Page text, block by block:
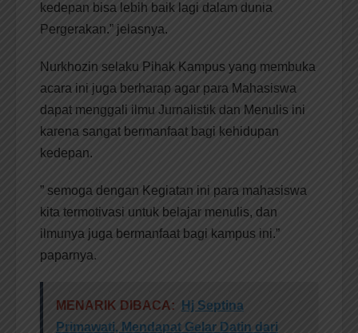
kedepan bisa lebih baik lagi dalam dunia
Pergerakan.” jelasnya.
Nurkhozin selaku Pihak Kampus yang membuka
acara ini juga berharap agar para Mahasiswa
dapat menggali ilmu Jurnalistik dan Menulis ini
karena sangat bermanfaat bagi kehidupan
kedepan.
” semoga dengan Kegiatan ini para mahasiswa
kita termotivasi untuk belajar menulis, dan
ilmunya juga bermanfaat bagi kampus ini.”
paparnya.
MENARIK DIBACA:
Hj Septina
Primawati, Mendapat Gelar Datin dari